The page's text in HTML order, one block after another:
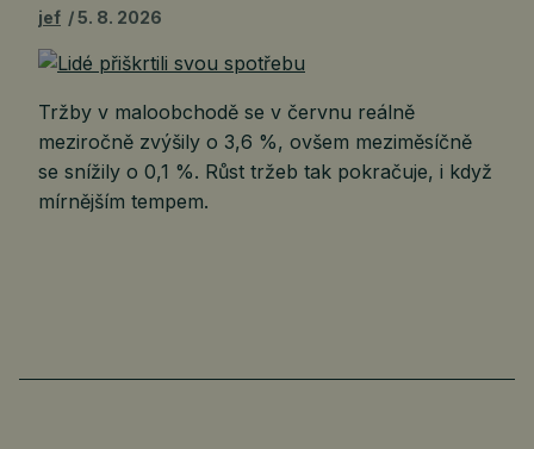
jef 5. 8. 2026
Tržby v maloobchodě se v červnu reálně
meziročně zvýšily o 3,6 %, ovšem meziměsíčně
se snížily o 0,1 %. Růst tržeb tak pokračuje, i když
mírnějším tempem.